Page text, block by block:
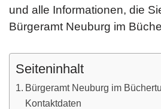
und alle Informationen, die
Bürgeramt Neuburg im
Seiteninhalt
Bürgeramt Neuburg im
Kontaktdaten